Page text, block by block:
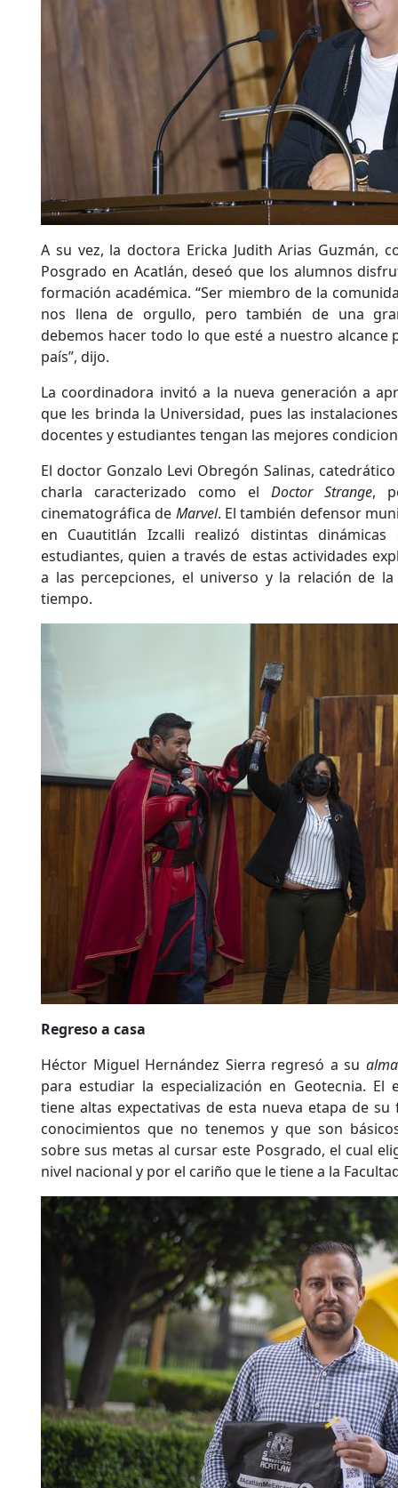
A su vez, la doctora Ericka Judith Arias Guzmán,
Posgrado en Acatlán, deseó que los alumnos
formación académica. “Ser miembro de la
nos llena de orgullo, pero también de una
debemos hacer todo lo que esté a nuestro alcance
país”, dijo.
La coordinadora invitó a la nueva generación a
que les brinda la Universidad, pues las
docentes y estudiantes tengan las mejores
El doctor Gonzalo Levi Obregón Salinas,
charla caracterizado como elDoctor Strange,
cinematográfica de Marvel. El también defensor
en Cuautitlán Izcalli realizó distintas
estudiantes, quien a través de estas actividades
a las percepciones, el universo y la relación de
tiempo.
Regreso a casa
Héctor Miguel Hernández Sierra regresó a su
para estudiar la especialización en Geotecnia. El
tiene altas expectativas de esta nueva etapa de
conocimientos que no tenemos y que son
sobre sus metas al cursar este Posgrado, el cual
nivel nacional y por el cariño que le tiene a la